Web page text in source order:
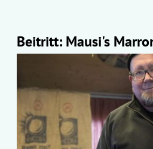
Beitritt: Mausi's